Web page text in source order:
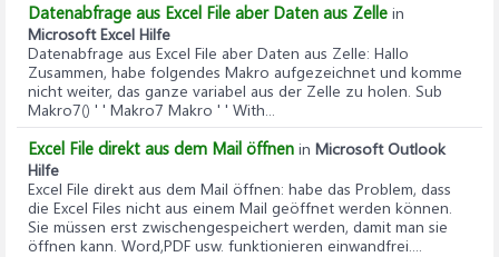
Datenabfrage aus Excel File aber Daten aus Zelle in
Microsoft Excel Hilfe
Datenabfrage aus Excel File aber Daten aus Zelle: Hallo
Zusammen, habe folgendes Makro aufgezeichnet und komme
nicht weiter, das ganze variabel aus der Zelle zu holen. Sub
Makro7() ' ' Makro7 Makro ' ' With...
Excel File direkt aus dem Mail öffnen in Microsoft Outlook
Hilfe
Excel File direkt aus dem Mail öffnen: habe das Problem, dass
die Excel Files nicht aus einem Mail geöffnet werden können.
Sie müssen erst zwischengespeichert werden, damit man sie
öffnen kann. Word,PDF usw. funktionieren einwandfrei....